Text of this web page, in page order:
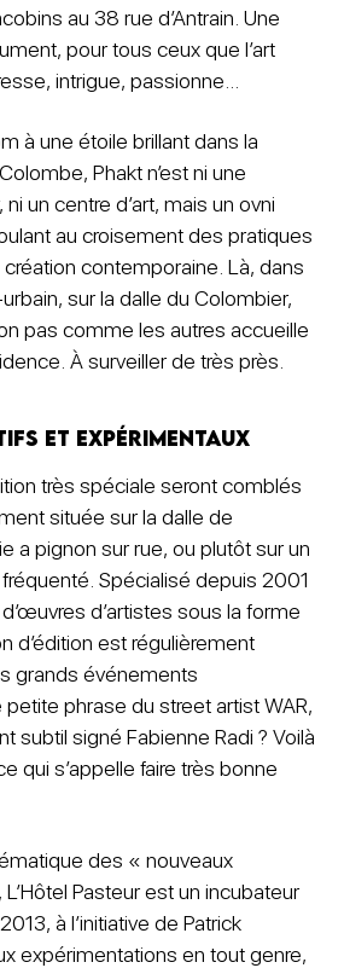
au 38 rue d’Antrain. Une
pour tous ceux que l’art
intrigue, passionne…
à une étoile brillant dans la
Phakt n’est ni une
un centre d’art, mais un ovni
au croisement des pratiques
contemporaine. Là, dans
sur la dalle du Colombier,
pas comme les autres accueille
À surveiller de très près.
et expérimentaux
très spéciale seront comblés
située sur la dalle de
a pignon sur rue, ou plutôt sur un
Spécialisé depuis 2001
d’artistes sous la forme
d’édition est régulièrement
grands événements
petite phrase du street artist WAR,
subtil signé Fabienne Radi ? Voilà
qui s’appelle faire très bonne
des « nouveaux
L’Hôtel Pasteur est un incubateur
à l’initiative de Patrick
expérimentations en tout genre,